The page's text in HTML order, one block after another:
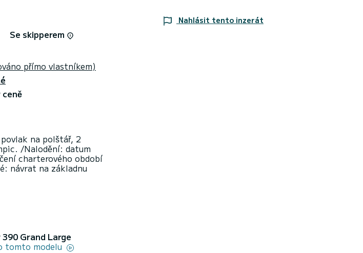
platformě, ozveme se
Se skipperem
přímo vlastníkem)
na polštář, 2
/Nalodění: datum
charterového období
návrat na základnu
Grand Large
tomto modelu
Nahlásit tento inzerát